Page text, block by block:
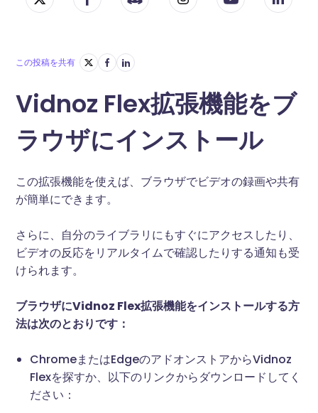
この投稿を共有
Vidnoz Flex拡張機能をブ
ラウザにインストール
この拡張機能を使えば、ブラウザでビデオの録画や共有
が簡単にできます。
さらに、自分のライブラリにもすぐにアクセスしたり、
ビデオの反応をリアルタイムで確認したりする通知も受
けられます。
ブラウザにVidnoz Flex拡張機能をインストールする方
法は次のとおりです：
ChromeまたはEdgeのアドオンストアからVidnoz
Flexを探すか、以下のリンクからダウンロードしてく
ださい：